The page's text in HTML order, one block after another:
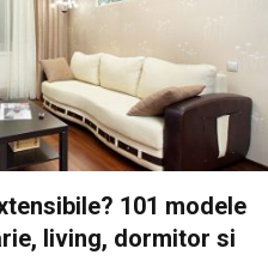
101 modele
living, dormitor si